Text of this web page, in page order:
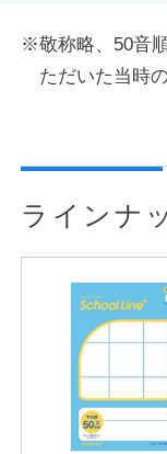
※敬称略、50音
ただいた当時
ラインナ